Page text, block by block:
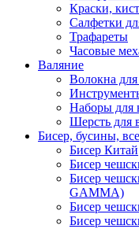
Краски,
Салфетки
Трафареты
Часовые
Валяние
Волокна
Наборы для
Шерсть для
Бисер, бусины,
Бисер Китай
Бисер
Бисер
GAMMA)
Бисер
Бисер